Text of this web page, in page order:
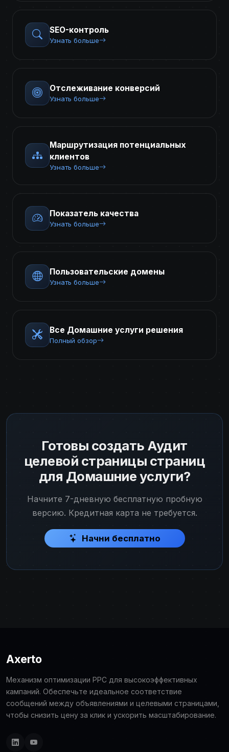
SEO-контроль
Узнать больше
Отслеживание конверсий
Узнать больше
Маршрутизация потенциальных
клиентов
Узнать больше
Показатель качества
Узнать больше
Пользовательские домены
Узнать больше
Все Домашние услуги решения
Полный обзор
Готовы создать Аудит
целевой страницы страниц
для Домашние услуги?
Начните 7-дневную бесплатную пробную
версию. Кредитная карта не требуется.
Начни бесплатно
Axerto
Механизм оптимизации PPC для высокоэффективных
кампаний. Обеспечьте идеальное соответствие
сообщений между объявлениями и целевыми страницами,
чтобы снизить цену за клик и ускорить масштабирование.